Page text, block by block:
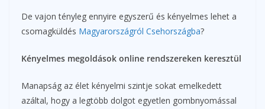
De vajon tényleg ennyire egyszerű és kényelmes lehet a
csomagküldés Magyarországról Csehországba?
Kényelmes megoldások online rendszereken keresztül
Manapság az élet kényelmi szintje sokat emelkedett
azáltal, hogy a legtöbb dolgot egyetlen gombnyomással